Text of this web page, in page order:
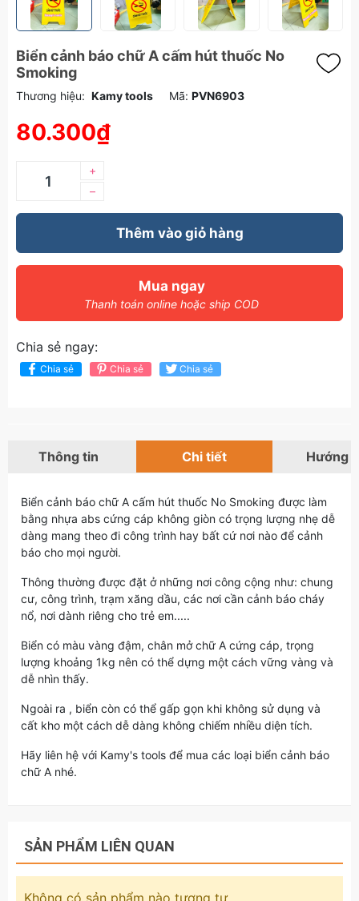
Biển cảnh báo chữ A cấm hút thuốc No
Smoking
Thương hiệu: Kamy tools Mã: PVN6903
80.300₫
–
+
Thêm vào giỏ hàng
Mua ngay
Thanh toán online hoặc ship COD
Chia sẻ ngay:
Chia sẻ Chia sẻ Chia sẻ
Thông tin Chi tiết Hướng
Biển cảnh báo chữ A cấm hút thuốc No Smoking được làm
bằng nhựa abs cứng cáp không giòn có trọng lượng nhẹ dễ
dàng mang theo đi công trình hay bất cứ nơi nào để cảnh
báo cho mọi người.
Thông thường được đặt ở những nơi công cộng như: chung
cư, công trình, trạm xăng dầu, các nơi cần cảnh báo cháy
nổ, nơi dành riêng cho trẻ em.....
Biển có màu vàng đậm, chân mở chữ A cứng cáp, trọng
lượng khoảng 1kg nên có thể dựng một cách vững vàng và
dễ nhìn thấy.
Ngoài ra , biển còn có thể gấp gọn khi không sử dụng và
cất kho một cách dễ dàng không chiếm nhiều diện tích.
Hãy liên hệ với Kamy's tools để mua các loại biển cảnh báo
chữ A nhé.
SẢN PHẨM LIÊN QUAN
Không có sản phẩm nào tương tự